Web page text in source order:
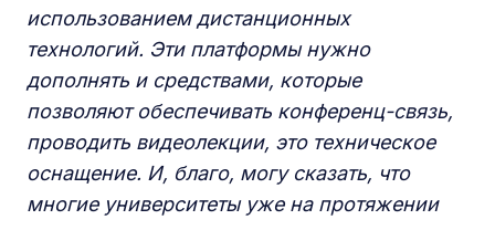
использованием дистанционных
технологий. Эти платформы нужно
дополнять и средствами, которые
позволяют обеспечивать конференц-связь,
проводить видеолекции, это техническое
оснащение. И, благо, могу сказать, что
многие университеты уже на протяжении